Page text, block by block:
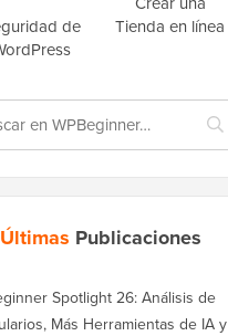
de
Tienda en línea
Últimas Publicaciones
Spotlight 26: Análisis de
Más Herramientas de IA y